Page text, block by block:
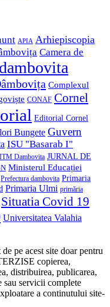
APIA Arhiepiscopia
Camera de
Complexul
CONAF Cornel
Editorial Cornel
Bungete Guvern
ISU "Basarab I"
ITM Dambovita JURNAL DE
Ministerul Educației
Prefectura dambovita Primaria
Primaria Ulmi primăria
Situatia Covid 19
Universitatea Valahia
pe acest site doar pentru
copierea,
distribuirea, publicarea,
sau servicii complete
a continutului site-